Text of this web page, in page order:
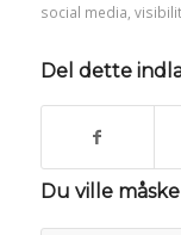
social media
Del dette
Du ville